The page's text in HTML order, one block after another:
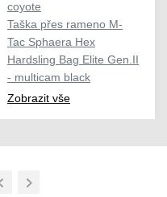
coyote
Taška přes rameno M-
Tac Sphaera Hex
Hardsling Bag Elite Gen.II
- multicam black
Zobrazit vše